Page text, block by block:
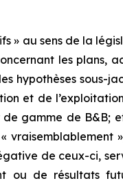
» au sens de la
les plans,
hypothèses sous-
et de
gamme de B&B;
de ceux-ci,
ou de résultats